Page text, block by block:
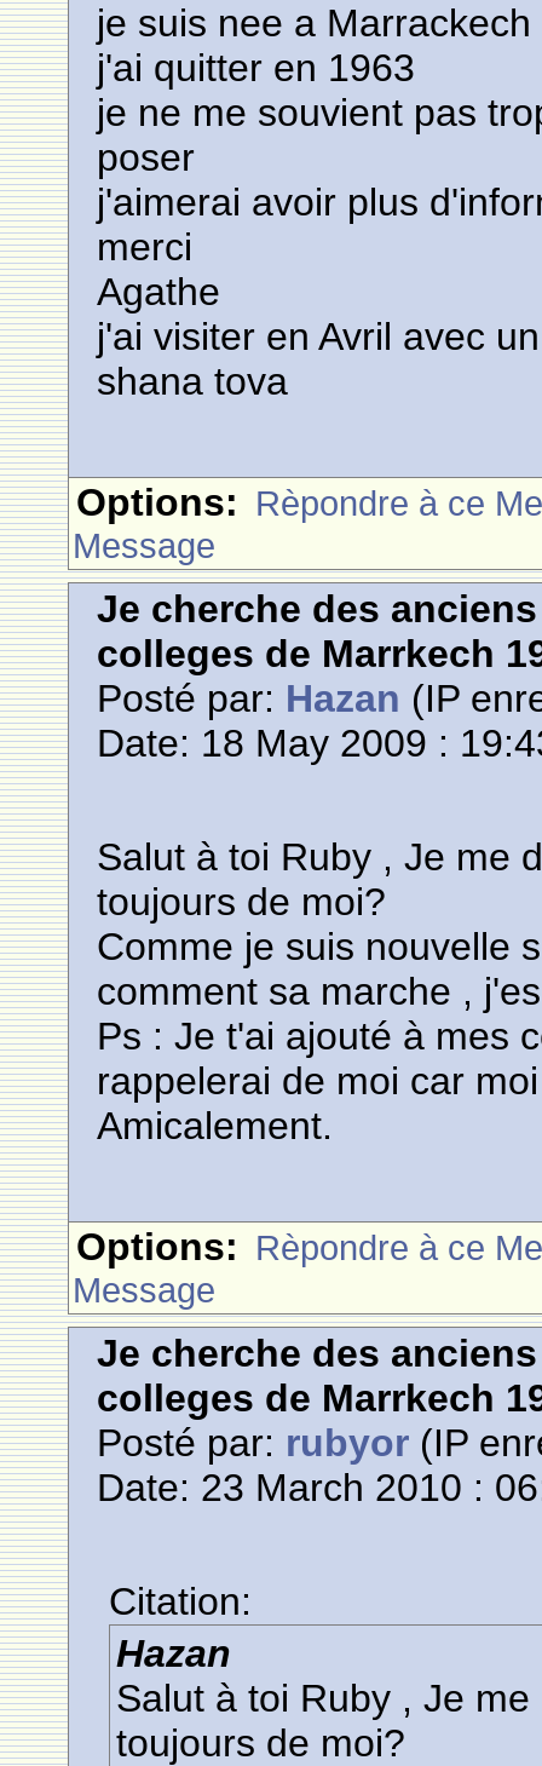
je suis nee a Marrackech
j'ai quitter en 1963
je ne me souvient pas
poser
j'aimerai avoir plus
merci
Agathe
j'ai visiter en Avril avec
shana tova
Options: Rèpondre à ce
Message
Je cherche des
colleges de Marrkech
Posté par: Hazan (IP
Date: 18 May 2009 :
Salut à toi Ruby , Je me
toujours de moi?
Comme je suis nouvelle
comment sa marche ,
Ps : Je t'ai ajouté à mes
rappelerai de moi car
Amicalement.
Options: Rèpondre à ce
Message
Je cherche des
colleges de Marrkech
Posté par: rubyor (IP
Date: 23 March 2010 :
Citation:
Hazan
Salut à toi Ruby , Je
toujours de moi?